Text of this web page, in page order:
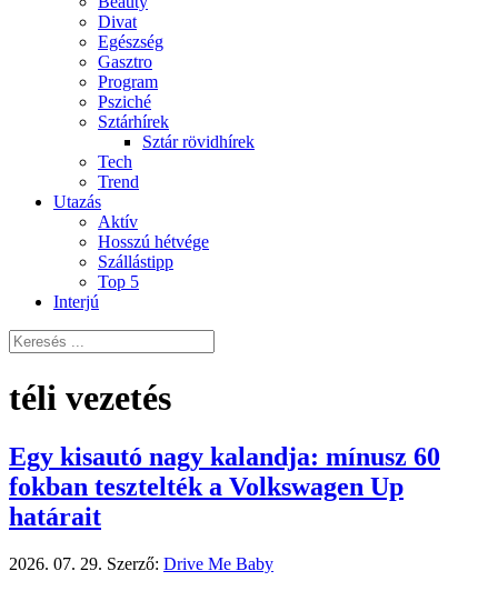
Divat
Egészség
Gasztro
Program
Psziché
Sztárhírek
Sztár rövidhírek
Tech
Trend
Utazás
Aktív
Hosszú hétvége
Szállástipp
Top 5
Interjú
téli vezetés
Egy kisautó nagy kalandja: mínusz 60
fokban tesztelték a Volkswagen Up
határait
2026. 07. 29. Szerző: Drive Me Baby